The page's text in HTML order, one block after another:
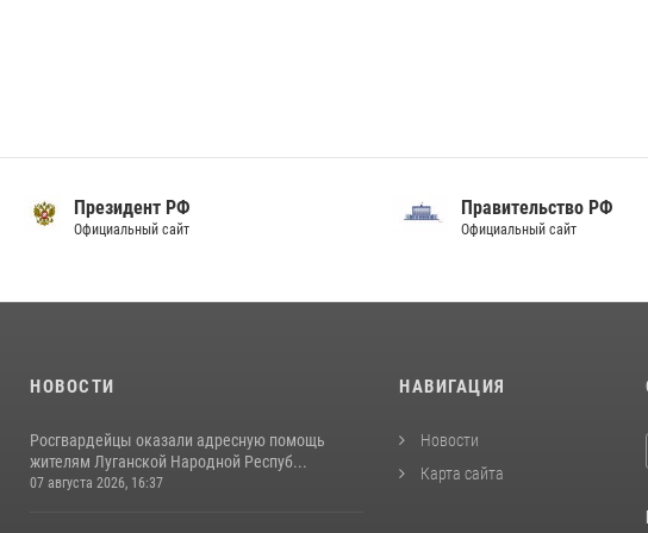
Президент РФ
Официальный сайт
Правительство РФ
Официальный сайт
НОВОСТИ
Росгвардейцы оказали адресную помощь
жителям Луганской Народной Респуб...
07 августа 2026, 16:37
НАВИГАЦИЯ
Новости
Карта сайта